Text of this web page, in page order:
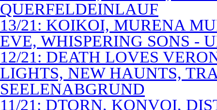
QUERFELDEINLAUF
13/21: KOIKOI, MURENA
EVE, WHISPERING SONS -
12/21: DEATH LOVES
LIGHTS, NEW HAUNTS,
SEELENABGRUND
11/21: DTORN, KONVOI,